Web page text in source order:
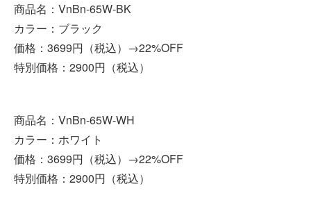
商品名：VnBn-65W-BK
カラー：ブラック
価格：3699円（税込）→22%OFF
特別価格：2900円（税込）
商品名：VnBn-65W-WH
カラー：ホワイト
価格：3699円（税込）→22%OFF
特別価格：2900円（税込）